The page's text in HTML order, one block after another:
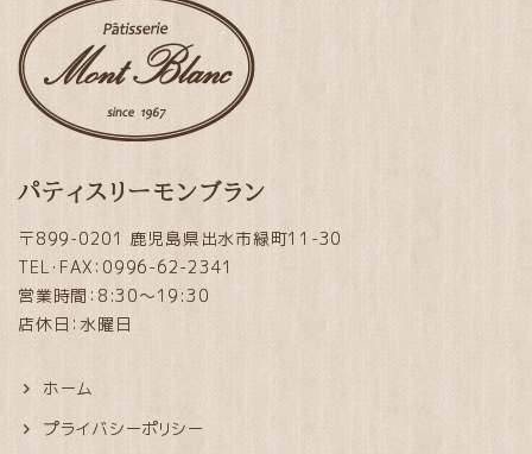
パティスリーモンブラン
〒899-0201 鹿児島県出水市緑町11-30
TEL・FAX：0996-62-2341
営業時間：8:30～19:30
店休日：水曜日
ホーム
プライバシーポリシー